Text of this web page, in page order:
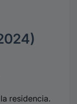
residencia.